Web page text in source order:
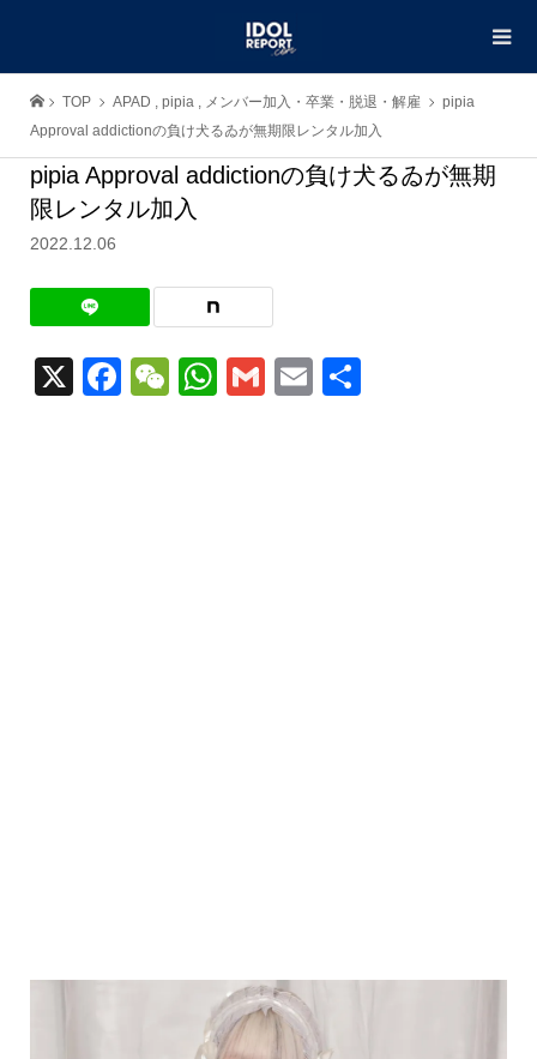
TOP APAD , pipia , メンバー加入・卒業・脱退・解雇
pipia
Approval addictionの負け犬るゐが無期限レンタル加入
pipia Approval addictionの負け犬るゐが無期
限レンタル加入
2022.12.06
X Facebook
WeChat
WhatsApp
GmailEmail